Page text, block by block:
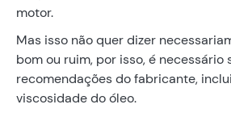
motor.
Mas isso não quer dizer
bom ou ruim, por isso, é necessário
recomendações do fabricante,
viscosidade do óleo.